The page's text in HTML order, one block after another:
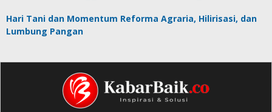
Hari Tani dan Momentum Reforma Agraria, Hilirisasi, dan
Lumbung Pangan